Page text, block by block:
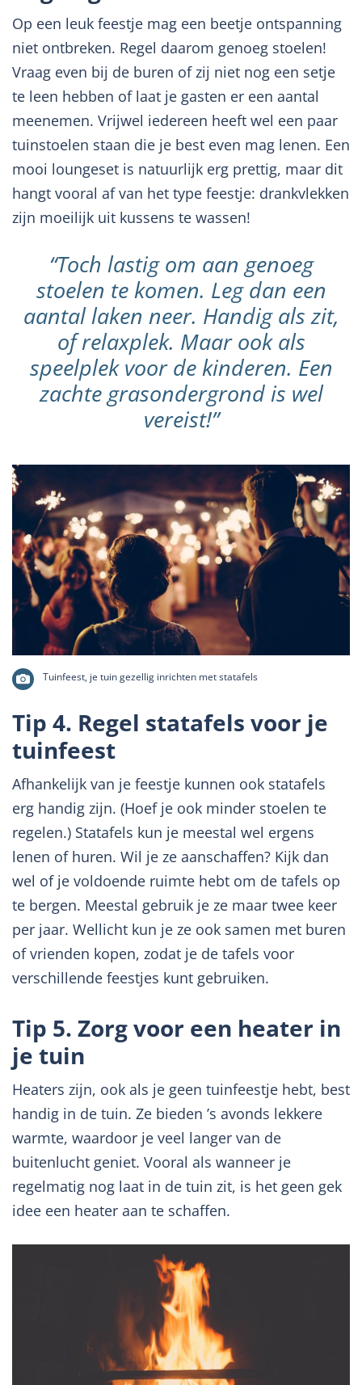
Op een leuk feestje mag een beetje ontspanning
niet ontbreken. Regel daarom genoeg stoelen!
Vraag even bij de buren of zij niet nog een setje
te leen hebben of laat je gasten er een aantal
meenemen. Vrijwel iedereen heeft wel een paar
tuinstoelen staan die je best even mag lenen. Een
mooi loungeset is natuurlijk erg prettig, maar dit
hangt vooral af van het type feestje: drankvlekken
zijn moeilijk uit kussens te wassen!
“Toch lastig om aan genoeg
stoelen te komen. Leg dan een
aantal laken neer. Handig als zit,
of relaxplek. Maar ook als
speelplek voor de kinderen. Een
zachte grasondergrond is wel
vereist!”
Tuinfeest, je tuin gezellig inrichten met statafels
Tip 4. Regel statafels voor je
tuinfeest
Afhankelijk van je feestje kunnen ook statafels
erg handig zijn. (Hoef je ook minder stoelen te
regelen.) Statafels kun je meestal wel ergens
lenen of huren. Wil je ze aanschaffen? Kijk dan
wel of je voldoende ruimte hebt om de tafels op
te bergen. Meestal gebruik je ze maar twee keer
per jaar. Wellicht kun je ze ook samen met buren
of vrienden kopen, zodat je de tafels voor
verschillende feestjes kunt gebruiken.
Tip 5. Zorg voor een heater in
je tuin
Heaters zijn, ook als je geen tuinfeestje hebt, best
handig in de tuin. Ze bieden ’s avonds lekkere
warmte, waardoor je veel langer van de
buitenlucht geniet. Vooral als wanneer je
regelmatig nog laat in de tuin zit, is het geen gek
idee een heater aan te schaffen.